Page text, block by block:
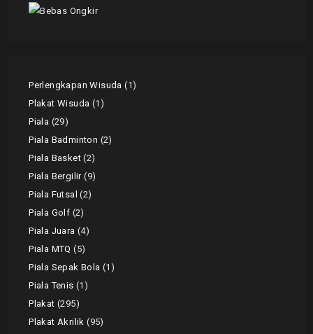
Perlengkapan Wisuda
1
Plakat Wisuda
1
Piala
29
Piala Badminton
2
Piala Basket 2
Piala Bergilir
9
Piala Futsal
2
Piala Golf 2
Piala Juara
4
Piala MTQ
5
Piala Sepak Bola
1
Piala Tenis 1
Plakat 295
Plakat Akrilik
95